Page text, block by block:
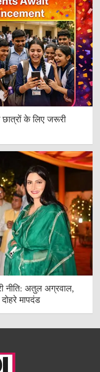
के लिए जरूरी
नीति: अतुल अग्रवाल,
मापदंड